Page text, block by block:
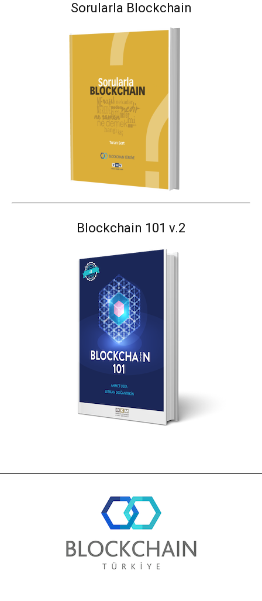
Sorularla Blockchain
Blockchain 101 v.2